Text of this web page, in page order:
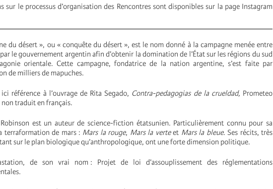
sur le processus d’organisation des Rencontres sont disponibles sur la page Instagram
du désert », ou « conquête du désert », est le nom donné à la campagne menée entre
le gouvernement argentin afin d’obtenir la domination de l’État sur les régions du sud
orientale. Cette campagne, fondatrice de la nation argentine, s’est faite par
de milliers de mapuches.
référence à l’ouvrage de Rita Segado, Contra-pedagogias de la crueldad, Prometeo
traduit en français.
est un auteur de science-fiction étatsunien. Particulièrement connu pour sa
terraformation de mars : Mars la rouge, Mars la verteet Mars la bleue. Ses récits, très
sur le plan biologique qu’anthropologique, ont une forte dimension politique.
de son vrai nom : Projet de loi d’assouplissement des réglementations